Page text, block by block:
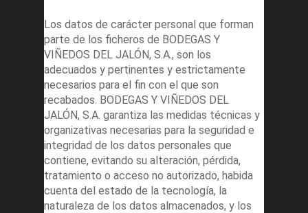
Los datos de carácter personal que forman
parte de los ficheros de BODEGAS Y
VIÑEDOS DEL JALÓN, S.A., son los
adecuados y pertinentes y estrictamente
necesarios para el fin con el que son
recabados. BODEGAS Y VIÑEDOS DEL
JALÓN, S.A. garantiza las medidas técnicas y
organizativas necesarias para la seguridad e
integridad de los datos personales que
contiene, evitando su alteración, pérdida,
tratamiento o acceso no autorizado, habida
cuenta del estado de la tecnología, la
naturaleza de los datos almacenados, y los